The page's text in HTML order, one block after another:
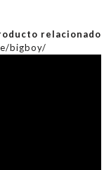
relacionado
bigboy/